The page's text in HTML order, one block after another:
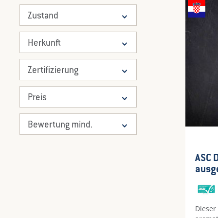
Zustand
Herkunft
Zertifizierung
Preis
Bewertung mind.
ASC